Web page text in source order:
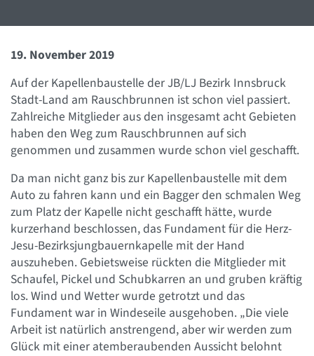
19. November 2019
Auf der Kapellenbaustelle der JB/LJ Bezirk Innsbruck
Stadt-Land am Rauschbrunnen ist schon viel passiert.
Zahlreiche Mitglieder aus den insgesamt acht Gebieten
haben den Weg zum Rauschbrunnen auf sich
genommen und zusammen wurde schon viel geschafft.
Da man nicht ganz bis zur Kapellenbaustelle mit dem
Auto zu fahren kann und ein Bagger den schmalen Weg
zum Platz der Kapelle nicht geschafft hätte, wurde
kurzerhand beschlossen, das Fundament für die Herz-
Jesu-Bezirksjungbauernkapelle mit der Hand
auszuheben. Gebietsweise rückten die Mitglieder mit
Schaufel, Pickel und Schubkarren an und gruben kräftig
los. Wind und Wetter wurde getrotzt und das
Fundament war in Windeseile ausgehoben. „Die viele
Arbeit ist natürlich anstrengend, aber wir werden zum
Glück mit einer atemberaubenden Aussicht belohnt